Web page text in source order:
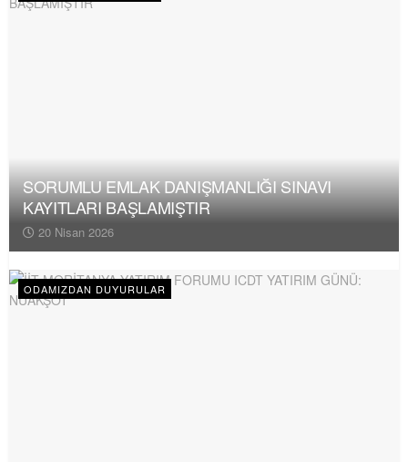
SORUMLU EMLAK DANIŞMANLIĞI SINAVI
KAYITLARI BAŞLAMIŞTIR
20 Nisan 2026
ODAMIZDAN DUYURULAR